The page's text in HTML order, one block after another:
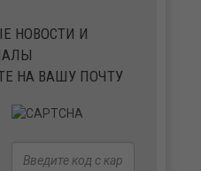
НОВОСТИ И
НА ВАШУ ПОЧТУ